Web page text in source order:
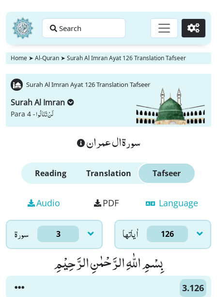
Search Go
Home ➤ Al-Quran ➤ Surah Al Imran Ayat 126 Translation Tafseer
Surah Al Imran Ayat 126 Translation Tafseer
Surah Al Imran
Para 4 -لَنْ تَنَالُوا
سورة ال عمران
Reading Translation Tafseer
Audio PDF Language
سورۃ 3 اٰياتها 126
بِسْمِ اللّٰهِ الرَّحْمٰنِ الرَّحِیْمِ
3.126